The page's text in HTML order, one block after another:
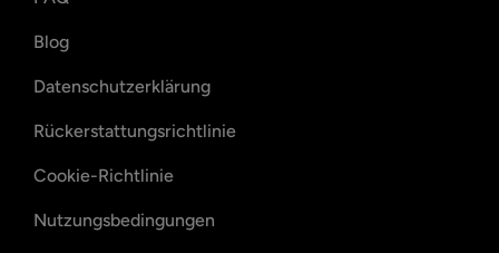
Blog
Datenschutzerklärung
Rückerstattungsrichtlinie
Cookie-Richtlinie
Nutzungsbedingungen